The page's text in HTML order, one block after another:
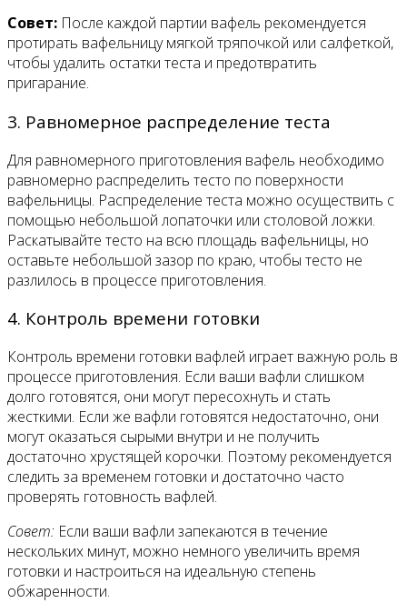
Совет: После каждой партии вафель рекомендуется
протирать вафельницу мягкой тряпочкой или салфеткой,
чтобы удалить остатки теста и предотвратить
пригарание.
3. Равномерное распределение теста
Для равномерного приготовления вафель необходимо
равномерно распределить тесто по поверхности
вафельницы. Распределение теста можно осуществить с
помощью небольшой лопаточки или столовой ложки.
Раскатывайте тесто на всю площадь вафельницы, но
оставьте небольшой зазор по краю, чтобы тесто не
разлилось в процессе приготовления.
4. Контроль времени готовки
Контроль времени готовки вафлей играет важную роль в
процессе приготовления. Если ваши вафли слишком
долго готовятся, они могут пересохнуть и стать
жесткими. Если же вафли готовятся недостаточно, они
могут оказаться сырыми внутри и не получить
достаточно хрустящей корочки. Поэтому рекомендуется
следить за временем готовки и достаточно часто
проверять готовность вафлей.
Совет: Если ваши вафли запекаются в течение
нескольких минут, можно немного увеличить время
готовки и настроиться на идеальную степень
обжаренности.